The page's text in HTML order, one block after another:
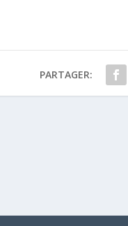
PARTAGER: